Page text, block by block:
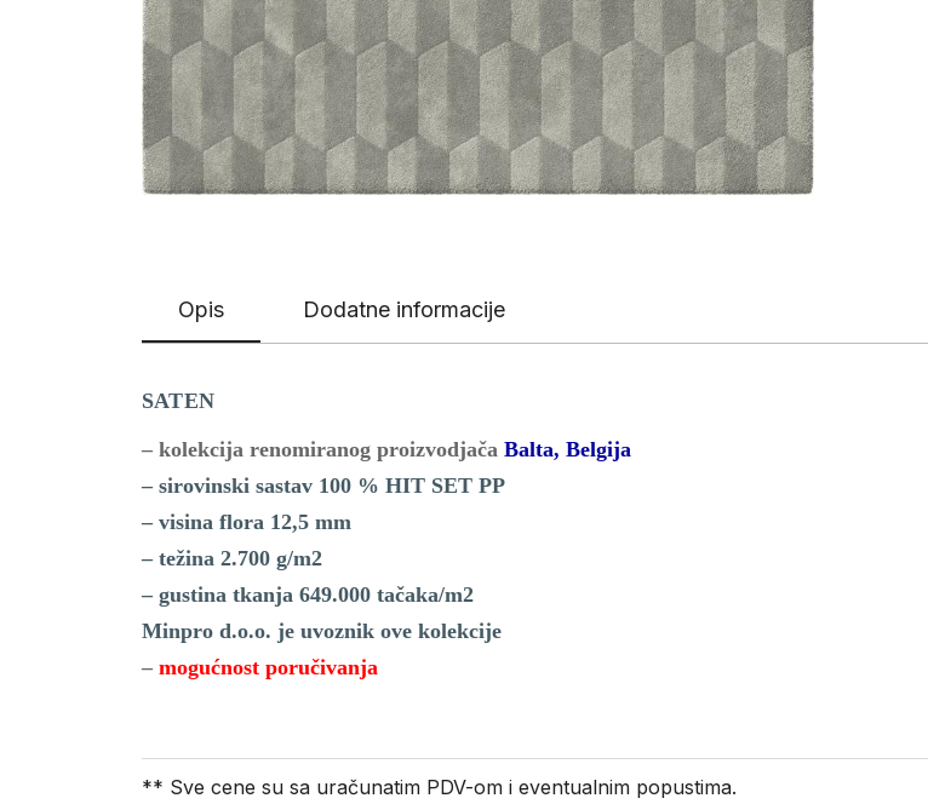
Opis Dodatne informacije
SATEN
– kolekcija renomiranog proizvodjača Balta, Belgija
– sirovinski sastav 100 % HIT SET PP
– visina flora 12,5 mm
– težina 2.700 g/m2
– gustina tkanja 649.000 tačaka/m2
Minpro d.o.o. je uvoznik ove kolekcije
– mogućnost poručivanja
** Sve cene su sa uračunatim PDV-om i eventualnim popustima.